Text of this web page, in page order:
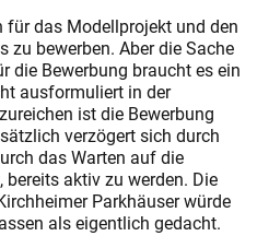
das Modellprojekt und den
zu bewerben. Aber die Sache
die Bewerbung braucht es ein
ausformuliert in der
ist die Bewerbung
verzögert sich durch
das Warten auf die
aktiv zu werden. Die
Parkhäuser würde
als eigentlich gedacht.